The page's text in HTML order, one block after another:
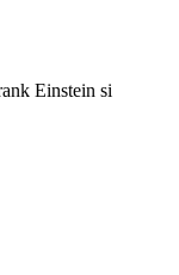
Einstein si